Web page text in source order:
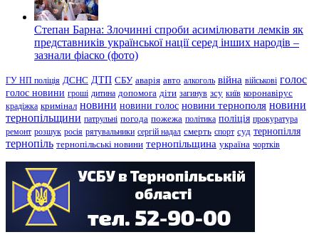
Степан Барна: Злочинні спроби асимілювати лемків як
представників української нації серед інших народів –
зазнали фіаско (фото)
ГУ НП поліція ДСНС ДТП СБУ аварія авто алкоголь війна військові голос
голос новини гроші дитина допомога діти загинув зсу київ коронавірус
крадіжка кримінал новини новини голос новини тернополя новини
тернопільщини патрульні погода пожежа політика поліція прокуратура
ремонт розшук росія рятувальники сергій надал смерть спорт суд тернопілля
тернопіль тернопільські новини тернопільщина україна чортків